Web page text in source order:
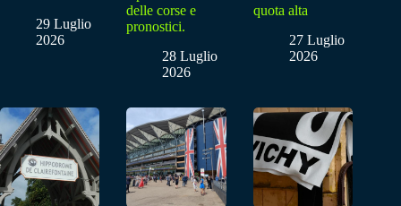
29 Luglio
2026
delle corse e
pronostici.
28 Luglio
2026
quota alta
27 Luglio
2026